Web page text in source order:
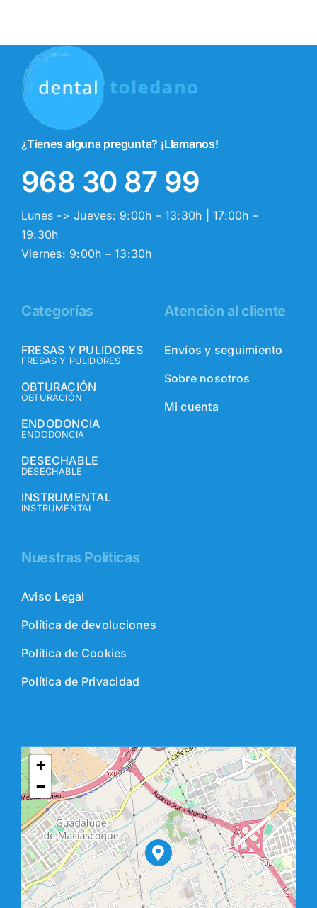
¿Tienes alguna pregunta? ¡Llamanos!
968 30 87 99
Lunes -> Jueves: 9:00h – 13:30h | 17:00h –
19:30h
Viernes: 9:00h – 13:30h
Categorías
FRESAS Y PULIDORES
FRESAS Y PULIDORES
OBTURACIÓN
OBTURACIÓN
ENDODONCIA
ENDODONCIA
DESECHABLE
DESECHABLE
INSTRUMENTAL
INSTRUMENTAL
Atención al cliente
Envíos y seguimiento
Sobre nosotros
Mi cuenta
Nuestras Políticas
Aviso Legal
Política de devoluciones
Política de Cookies
Política de Privacidad
+
−